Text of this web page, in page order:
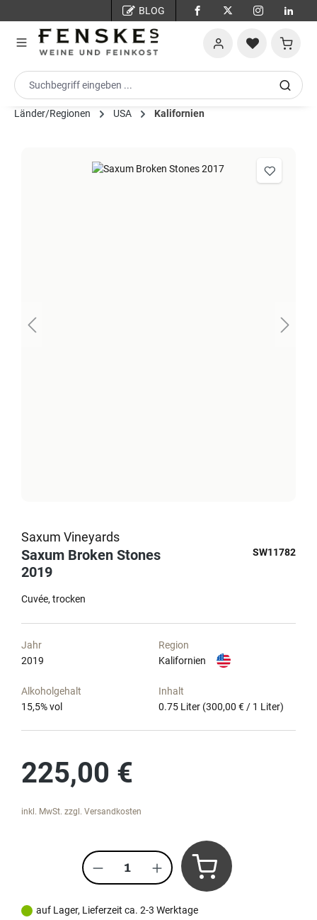
BLOG
Länder/Regionen USA Kalifornien
Saxum Vineyards
Saxum Broken Stones
2019
SW11782
Cuvée trocken
Jahr
2019
Region
Kalifornien
Alkoholgehalt
15,5% vol
Inhalt
0.75 Liter (300,00 € / 1 Liter)
225,00 €
inkl. MwSt. zzgl. Versandkosten
Produkt Anzahl: Gib den
auf Lager, Lieferzeit ca. 2-3 Werktage